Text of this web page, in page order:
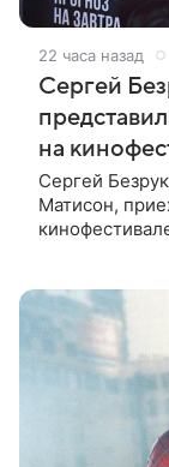
22 часа назад
Сергей
на
Сергей
Матисон,